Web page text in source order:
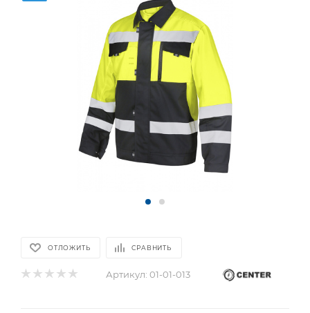
ОТЛОЖИТЬ СРАВНИТЬ
Артикул: 01-01-013